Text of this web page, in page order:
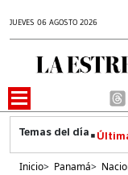
JUEVES 06 AGOSTO 2026
Inicio> Panamá>